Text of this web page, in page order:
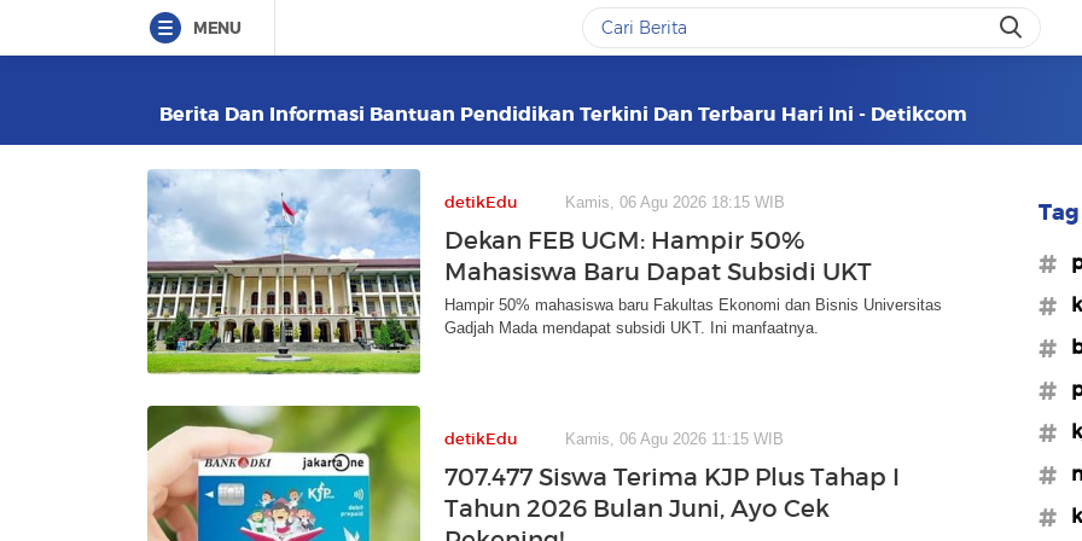
MENU
Berita Dan Informasi Bantuan Pendidikan Terkini Dan Terbaru Hari Ini - Detikcom
detikEdu Kamis, 06 Agu 2026 18:15 WIB
Dekan FEB UGM: Hampir 50%
Mahasiswa Baru Dapat Subsidi UKT
Hampir 50% mahasiswa baru Fakultas Ekonomi dan Bisnis Universitas
Gadjah Mada mendapat subsidi UKT. Ini manfaatnya.
detikEdu Kamis, 06 Agu 2026 11:15 WIB
707.477 Siswa Terima KJP Plus Tahap I
Tahun 2026 Bulan Juni, Ayo Cek